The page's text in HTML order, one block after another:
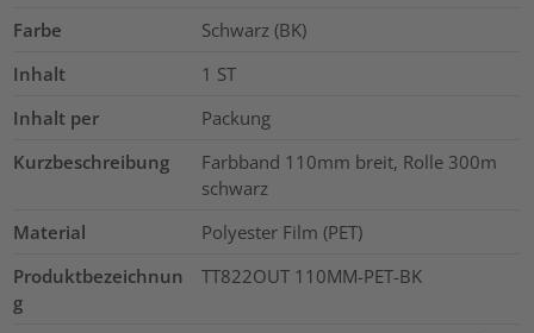
Farbe
Schwarz (BK)
Inhalt
1 ST
Inhalt per
Packung
Kurzbeschreibung
Farbband 110mm breit, Rolle 300m
schwarz
Material
Polyester Film (PET)
Produktbezeichnun
g
TT822OUT 110MM-PET-BK